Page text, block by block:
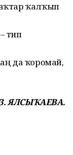
ҡалҡып
тип
да ҡоромай,
ЯЛСЫҠАЕВА.